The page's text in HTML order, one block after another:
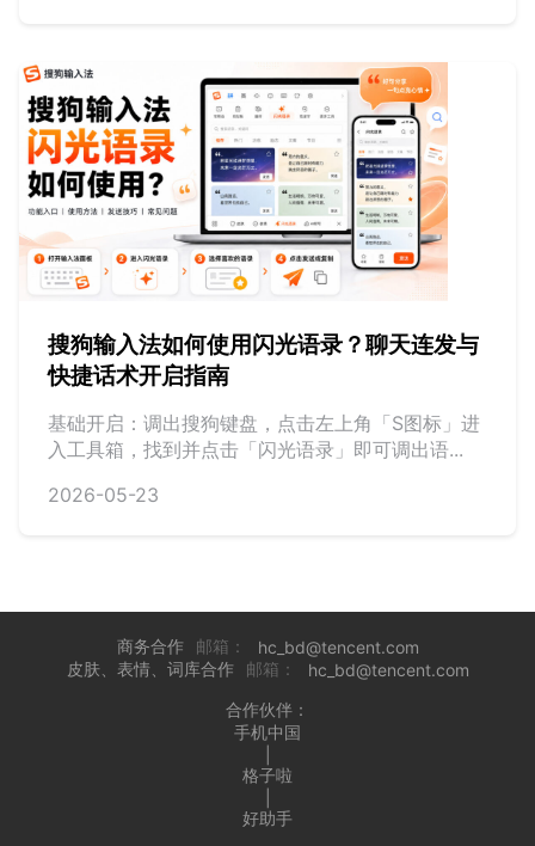
搜狗输入法如何使用闪光语录？聊天连发与
快捷话术开启指南
基础开启：调出搜狗键盘，点击左上角「S图标」进
入工具箱，找到并点击「闪光语录」即可调出语...
2026-05-23
商务合作 邮箱：
hc_bd@tencent.com
皮肤、表情、词库合作
邮箱：
hc_bd@tencent.com
合作伙伴：
手机中国
格子啦
好助手